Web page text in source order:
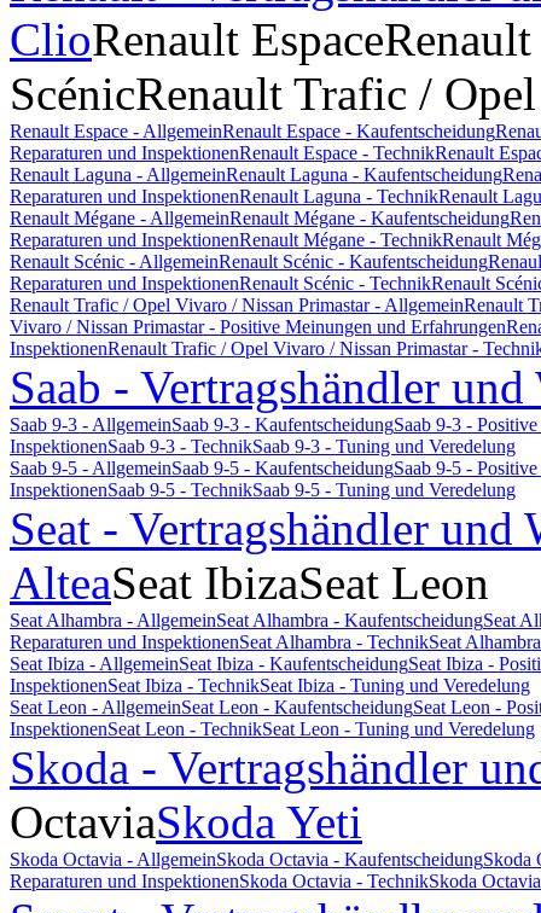
ClioRenault Espace
ScénicRenault Trafic /
Renault Espace - AllgemeinRenault Espace - Kaufentscheidung
Reparaturen und InspektionenRenault Espace - TechnikRenault
Renault Laguna - AllgemeinRenault Laguna - Kaufentscheidung
Reparaturen und InspektionenRenault Laguna - TechnikRenault
Renault Mégane - AllgemeinRenault Mégane - Kaufentscheidung
Reparaturen und InspektionenRenault Mégane - TechnikRenault
Renault Scénic - AllgemeinRenault Scénic - Kaufentscheidung
Reparaturen und InspektionenRenault Scénic - TechnikRenault
Renault Trafic / Opel Vivaro / Nissan Primastar - AllgemeinRenault
Vivaro / Nissan Primastar - Positive Meinungen und Erfahrungen
InspektionenRenault Trafic / Opel Vivaro / Nissan Primastar -
Saab - Vertragshändler und
Saab 9-3 - AllgemeinSaab 9-3 - KaufentscheidungSaab 9-3 -
InspektionenSaab 9-3 - TechnikSaab 9-3 - Tuning und Veredelung
Saab 9-5 - AllgemeinSaab 9-5 - KaufentscheidungSaab 9-5 -
InspektionenSaab 9-5 - TechnikSaab 9-5 - Tuning und Veredelung
Seat - Vertragshändler und
AlteaSeat IbizaSeat Leon
Seat Alhambra - AllgemeinSeat Alhambra - KaufentscheidungSeat
Reparaturen und InspektionenSeat Alhambra - TechnikSeat
Seat Ibiza - AllgemeinSeat Ibiza - KaufentscheidungSeat Ibiza -
InspektionenSeat Ibiza - TechnikSeat Ibiza - Tuning und Veredelung
Seat Leon - AllgemeinSeat Leon - KaufentscheidungSeat Leon -
InspektionenSeat Leon - TechnikSeat Leon - Tuning und Veredelung
Skoda - Vertragshändler
OctaviaSkoda Yeti
Skoda Octavia - AllgemeinSkoda Octavia - KaufentscheidungSkoda
Reparaturen und InspektionenSkoda Octavia - TechnikSkoda